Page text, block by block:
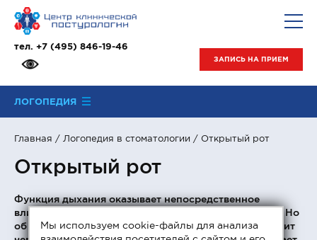
тел. +7 (495) 846-19-46
ЗАПИСЬ НА ПРИЕМ
ЛОГОПЕДИЯ
Главная / Логопедия в стоматологии / Открытый рот
Открытый рот
Функция дыхания оказывает непосредственное
влияние на формирование зубочелюстной системы. Но
об этом мало кто задумывается. Если воздух проходит
Мы используем cookie-файлы для анализа